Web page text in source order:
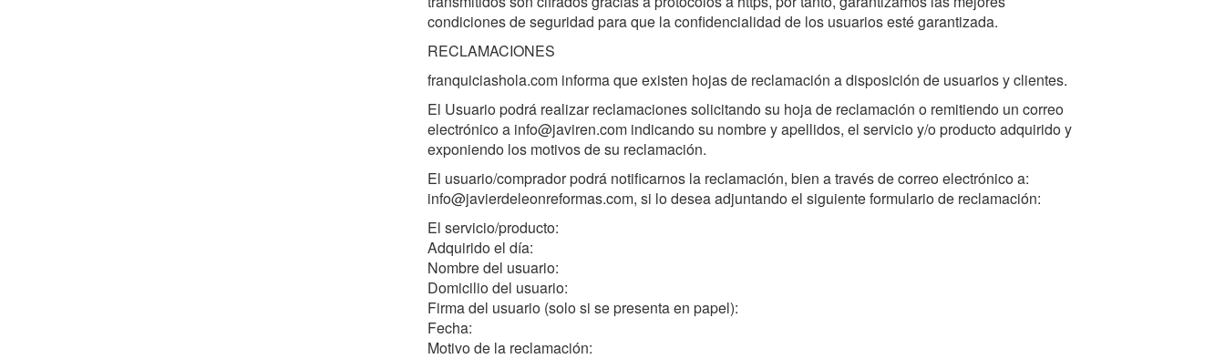
condiciones de seguridad para que la confidencialidad de los usuarios esté garantizada.
RECLAMACIONES
franquiciashola.com informa que existen hojas de reclamación a disposición de usuarios y clientes.
El Usuario podrá realizar reclamaciones solicitando su hoja de reclamación o remitiendo un correo
electrónico a info@javiren.com indicando su nombre y apellidos, el servicio y/o producto adquirido y
exponiendo los motivos de su reclamación.
El usuario/comprador podrá notificarnos la reclamación, bien a través de correo electrónico a:
info@javierdeleonreformas.com, si lo desea adjuntando el siguiente formulario de reclamación:
El servicio/producto:
Adquirido el día:
Nombre del usuario:
Domicilio del usuario:
Firma del usuario (solo si se presenta en papel):
Fecha:
Motivo de la reclamación: